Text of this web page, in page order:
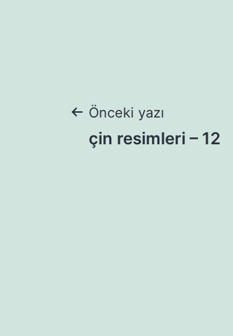
Yazı
Önceki yazı
çin resimleri – 12